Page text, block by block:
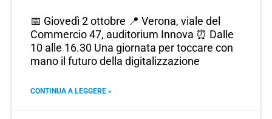
📅 Giovedì 2 ottobre 📍 Verona, viale del
Commercio 47, auditorium Innova ⏰ Dalle
10 alle 16.30 Una giornata per toccare con
mano il futuro della digitalizzazione
CONTINUA A LEGGERE »